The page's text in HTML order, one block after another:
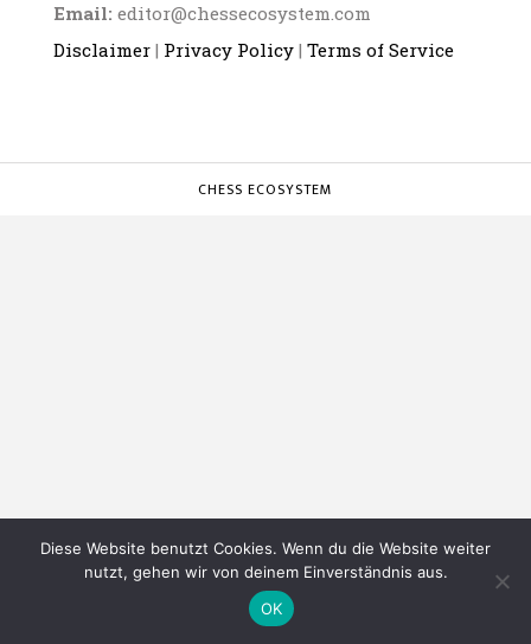
Email: editor@chessecosystem.com
Disclaimer | Privacy Policy | Terms of Service
CHESS ECOSYSTEM
Diese Website benutzt Cookies. Wenn du die Website weiter
nutzt, gehen wir von deinem Einverständnis aus.
OK